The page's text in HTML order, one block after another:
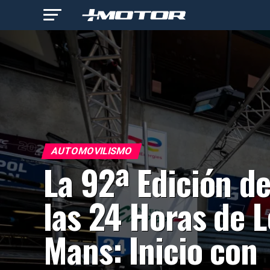
AUTOMOVILISMO
La 92ª Edición de
las 24 Horas de
Mans: Inicio con